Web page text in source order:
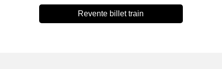
Revente billet train